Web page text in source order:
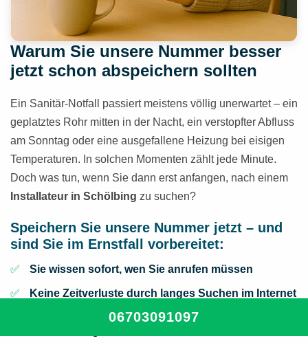
Warum Sie unsere Nummer besser
jetzt schon abspeichern sollten
Ein Sanitär-Notfall passiert meistens völlig unerwartet – ein
geplatztes Rohr mitten in der Nacht, ein verstopfter Abfluss
am Sonntag oder eine ausgefallene Heizung bei eisigen
Temperaturen. In solchen Momenten zählt jede Minute.
Doch was tun, wenn Sie dann erst anfangen, nach einem
Installateur in Schölbing zu suchen?
Speichern Sie unsere Nummer jetzt – und
sind Sie im Ernstfall vorbereitet:
Sie wissen sofort, wen Sie anrufen müssen
Keine Zeitverluste durch langes Suchen im Internet
Keine Risiken, an überteuerte oder unzuverlässige
06703091097